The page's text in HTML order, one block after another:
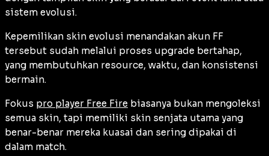
sistem evolusi.
Kepemilikan skin evolusi menandakan akun FF
tersebut sudah melalui proses upgrade bertahap,
yang membutuhkan resource, waktu, dan konsistensi
bermain.
Fokus pro player Free Fire biasanya bukan mengoleksi
semua skin, tapi memiliki skin senjata utama yang
benar-benar mereka kuasai dan sering dipakai di
dalam match.